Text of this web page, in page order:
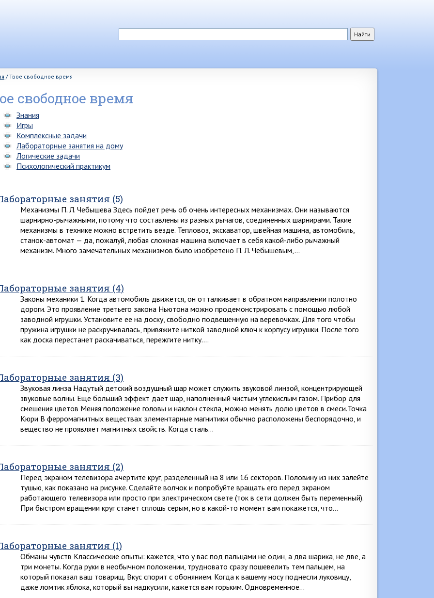
/Твое свободное время
свободное время
Знания
Игры
Комплексные задачи
Лабораторные занятия на дому
Логические задачи
Психологический практикум
занятия (5)
Механизмы П. Л. Чебышева Здесь пойдет речь об очень интересных механизмах. Они называются
шарнирно-рычажными, потому что составлены из разных рычагов, соединенных шарнирами. Такие
механизмы в технике можно встретить везде. Тепловоз, экскаватор, швейная машина, автомобиль,
станок-автомат — да, пожалуй, любая сложная машина включает в себя какой-либо рычажный
механизм. Много замечательных механизмов было изобретено П. Л. Чебышевым,…
занятия (4)
Законы механики 1. Когда автомобиль движется, он отталкивает в обратном направлении полотно
дороги. Это проявление третьего закона Ньютона можно продемонстрировать с помощью любой
заводной игрушки. Установите ее на доску, свободно подвешенную на веревочках. Для того чтобы
пружина игрушки не раскручивалась, привяжите ниткой заводной ключ к корпусу игрушки. После того
как доска перестанет раскачиваться, пережгите нитку….
занятия (3)
Звуковая линза Надутый детский воздушный шар может служить звуковой линзой, концентрирующей
звуковые волны. Еще больший эффект дает шар, наполненный чистым углекислым газом. Прибор для
смешения цветов Меняя положение головы и наклон стекла, можно менять долю цветов в смеси.Точка
Кюри В ферромагнитных веществах элементарные магнитики обычно расположены беспорядочно, и
вещество не проявляет магнитных свойств. Когда сталь…
занятия (2)
Перед экраном телевизора ачертите круг, разделенный на 8 или 16 секторов. Половину из них залейте
тушью, как показано на рисунке. Сделайте волчок и попробуйте вращать его перед экраном
работающего телевизора или просто при электрическом свете (ток в сети должен быть переменный).
При быстром вращении круг станет сплошь серым, но в какой-то момент вам покажется, что…
занятия (1)
Обманы чувств Классические опыты: кажется, что у вас под пальцами не один, а два шарика, не две, а
три монеты. Когда руки в необычном положении, трудновато сразу пошевелить тем пальцем, на
который показал ваш товарищ. Вкус спорит с обонянием. Когда к вашему носу поднесли луковицу,
даже ломтик яблока, который вы надкусили, кажется вам горьким. Одновременное…